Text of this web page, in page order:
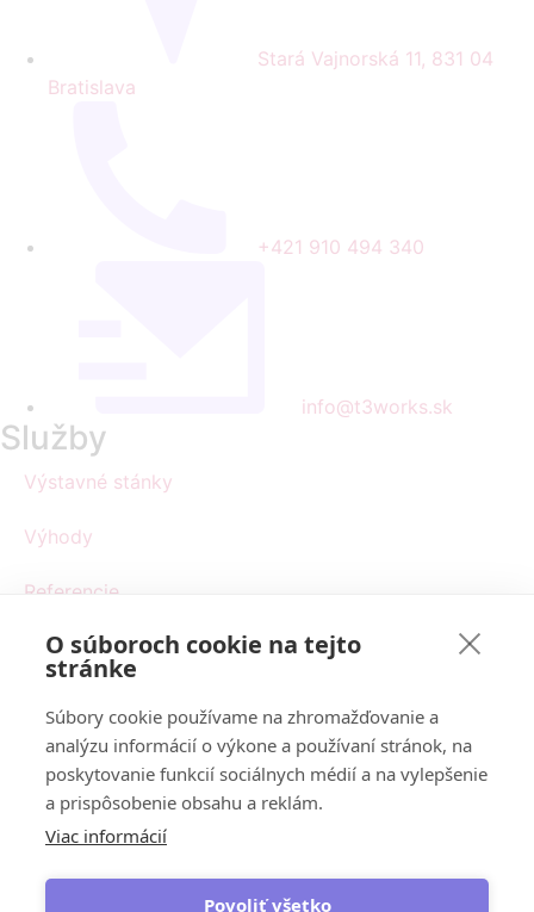
O súboroch cookie na tejto
stránke
Súbory cookie používame na zhromažďovanie a
analýzu informácií o výkone a používaní stránok, na
poskytovanie funkcií sociálnych médií a na vylepšenie
a prispôsobenie obsahu a reklám.
Viac informácií
Povoliť všetko
Stará Vajnorská 11, 831 04
Bratislava
+421 910 494 340
info@t3works.sk
Služby
Výstavné stánky
Výhody
Referencie
Doplnky
Sledujte nás
Produkt od
© 2023 T3works.sk. Všetky práva vyhradené.